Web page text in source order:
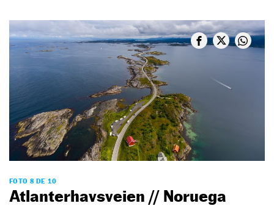
FOTO 8 DE 10
Atlanterhavsveien // Noruega